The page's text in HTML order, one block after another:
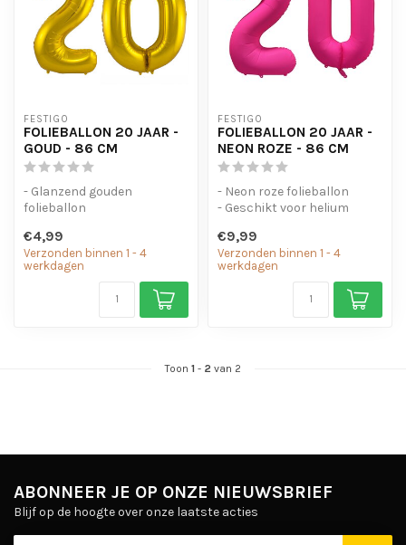
FESTIGO
FOLIEBALLON 20 JAAR -
GOUD - 86 CM
- Glanzend gouden
folieballon
lucht
- Met oogjes om ...
€4,99
Verzonden binnen 1 - 4
werkdagen
FESTIGO
FOLIEBALLON 20 JAAR -
NEON ROZE - 86 CM
- Neon roze folieballon
- Geschikt voor helium
op te...
€9,99
Verzonden binnen 1 - 4
werkdagen
Toon 1 - 2 van 2
ABONNEER JE OP ONZE NIEUWSBRIEF
Blijf op de hoogte over onze laatste acties